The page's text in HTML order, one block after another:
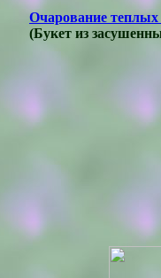
Очарование
(Букет из